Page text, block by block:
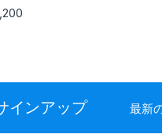
インアップ 最新